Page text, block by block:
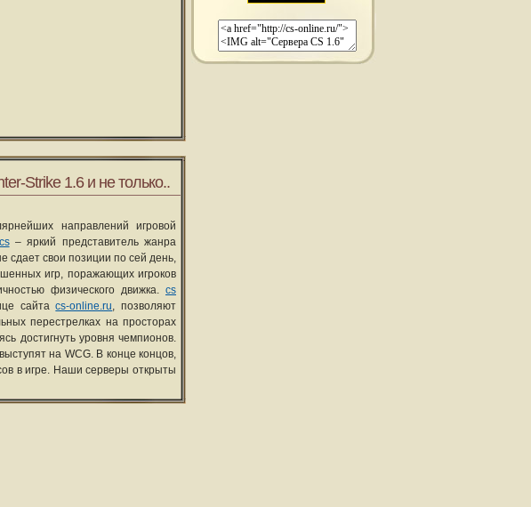
Strike 1.6 и не только..
направлений игровой
cs– яркий представитель жанра
сдает свои позиции по сей день,
игр, поражающих игроков
физического движка. cs
сайтаcs-online.ru, позволяют
перестрелках на просторах
достигнуть уровня чемпионов.
на WCG. В конце концов,
в игре. Наши серверы открыты